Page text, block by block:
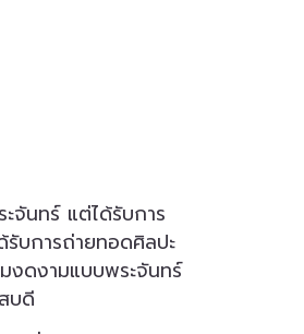
จันทร์ แต่ได้รับการ
บการถ่ายทอดศิลปะ
งดงามแบบพระจันทร์
บดี